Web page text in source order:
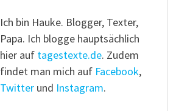
Ich bin Hauke. Blogger, Texter,
Papa. Ich blogge hauptsächlich
hier auf tagestexte.de. Zudem
findet man mich auf Facebook,
Twitterund Instagram.